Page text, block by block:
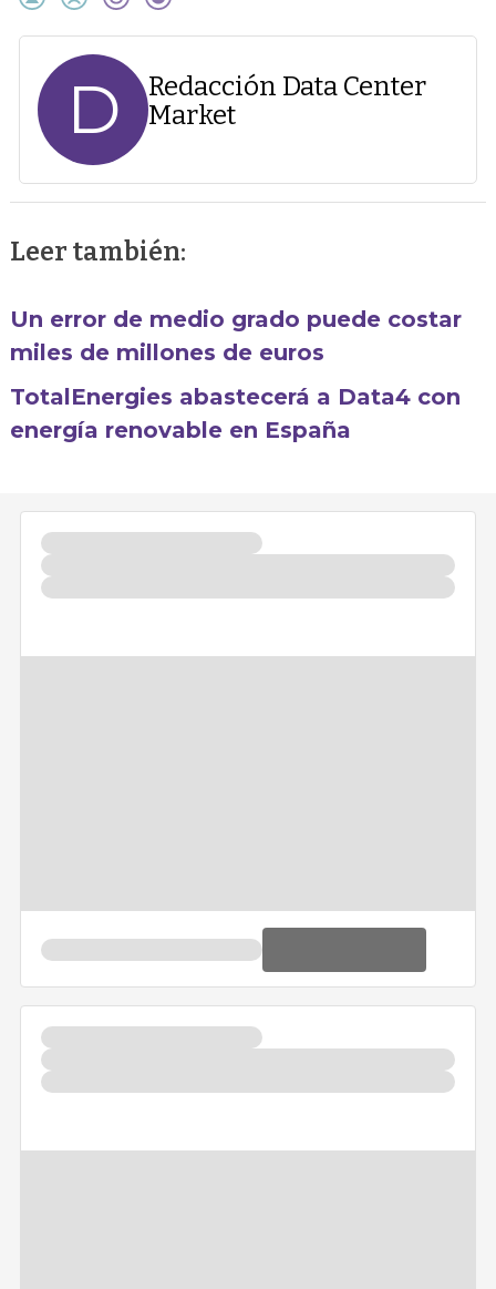
D
Redacción Data Center
Market
Leer también:
Un error de medio grado puede costar
miles de millones de euros
TotalEnergies abastecerá a Data4 con
energía renovable en España